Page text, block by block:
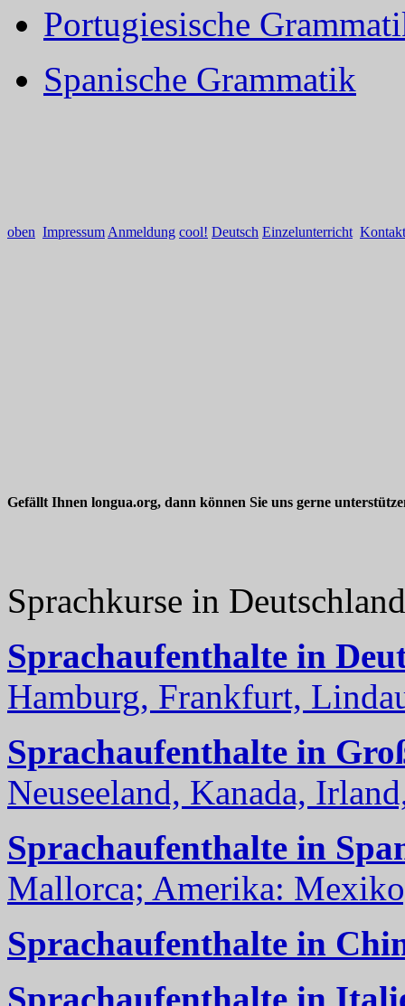
Portugiesische
Spanische Grammatik
oben Impressum Anmeldung cool! Deutsch Einzelunterricht Kontakt
Gefällt Ihnen longua.org, dann können Sie uns gerne
Sprachkurse in
Sprachaufenthalte in
Hamburg, Frankfurt,
Sprachaufenthalte in
Neuseeland, Kanada,
Sprachaufenthalte in
Mallorca; Amerika:
Sprachaufenthalte in
Sprachaufenthalte in